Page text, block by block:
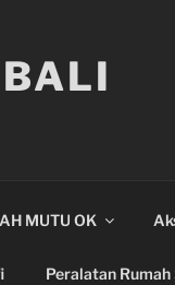
MUTU OK
Peralatan Rumah